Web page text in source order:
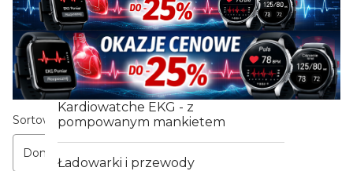
Kardiowatche EKG Damskie
Kardiowatche EKG Męskie
Kardiowatche EKG - z
pompowanym mankietem
Ładowarki i przewody
Lista produktów
Sortowanie:
Domyślne